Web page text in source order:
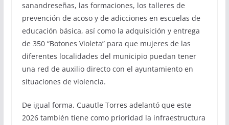
sanandreseñas, las formaciones, los talleres de
prevención de acoso y de adicciones en escuelas de
educación básica, así como la adquisición y entrega
de 350 “Botones Violeta” para que mujeres de las
diferentes localidades del municipio puedan tener
una red de auxilio directo con el ayuntamiento en
situaciones de violencia.
De igual forma, Cuautle Torres adelantó que este
2026 también tiene como prioridad la infraestructura